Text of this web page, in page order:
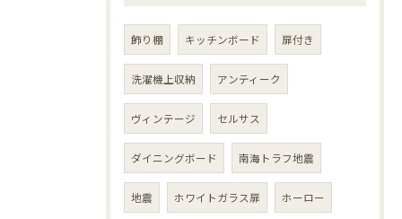
飾り棚 キッチンボード 扉付き
洗濯機上収納 アンティーク
ヴィンテージ セルサス
ダイニングボード 南海トラフ地震
地震 ホワイトガラス扉 ホーロー